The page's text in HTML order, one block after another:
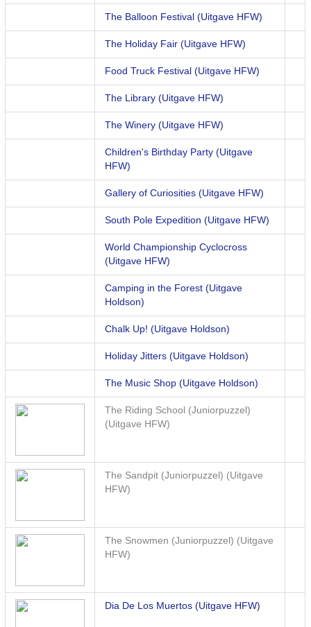
The Balloon Festival (Uitgave HFW)
The Holiday Fair (Uitgave HFW)
Food Truck Festival (Uitgave HFW)
The Library (Uitgave HFW)
The Winery (Uitgave HFW)
Children's Birthday Party (Uitgave
HFW)
Gallery of Curiosities (Uitgave HFW)
South Pole Expedition (Uitgave HFW)
World Championship Cyclocross
(Uitgave HFW)
Camping in the Forest (Uitgave
Holdson)
Chalk Up! (Uitgave Holdson)
Holiday Jitters (Uitgave Holdson)
The Music Shop (Uitgave Holdson)
The Riding School (Juniorpuzzel)
(Uitgave HFW)
The Sandpit (Juniorpuzzel) (Uitgave
HFW)
The Snowmen (Juniorpuzzel) (Uitgave
HFW)
Dia De Los Muertos (Uitgave HFW)